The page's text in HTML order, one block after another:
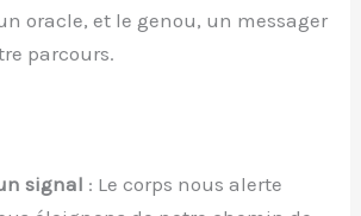
oracle, et le genou, un messager
parcours.
signal : Le corps nous alerte